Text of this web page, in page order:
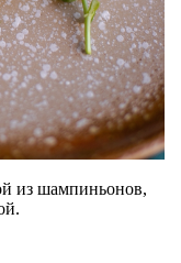
из шампиньонов,